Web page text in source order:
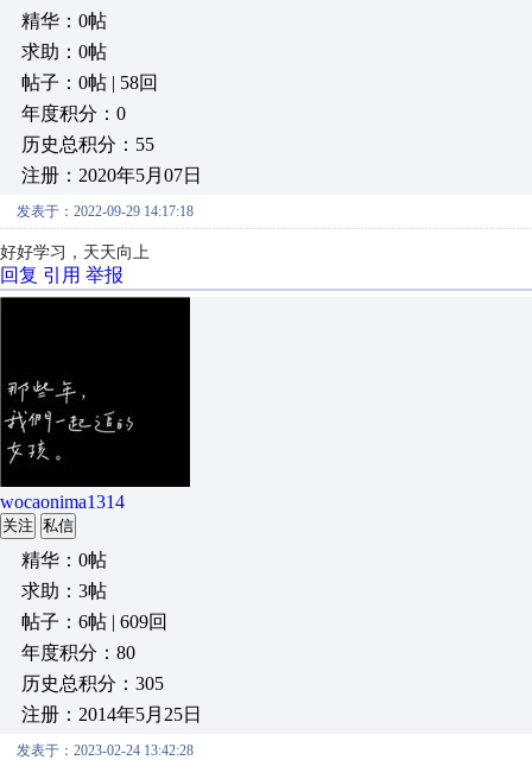
精华：0帖
求助：0帖
帖子：0帖 | 58回
年度积分：0
历史总积分：55
注册：2020年5月07日
发表于：2022-09-29 14:17:18
好好学习，天天向上
回复 引用 举报
wocaonima1314
关注 私信
精华：0帖
求助：3帖
帖子：6帖 | 609回
年度积分：80
历史总积分：305
注册：2014年5月25日
发表于：2023-02-24 13:42:28